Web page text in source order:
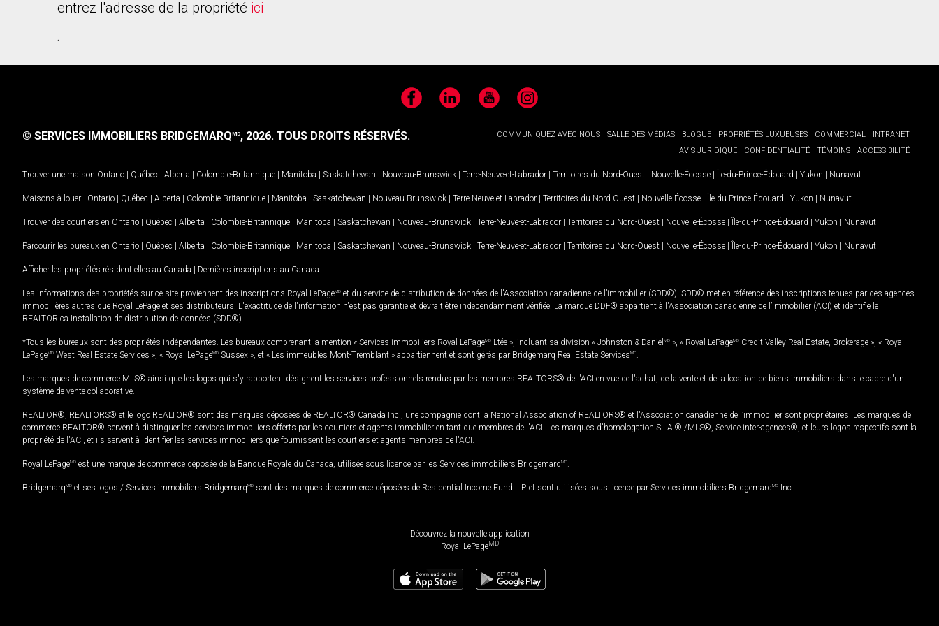
entrez l'adresse de la propriété ici
.
FacebookLinkedIn YouTubeInstagram
COMMUNIQUEZ AVEC NOUS SALLE DES MÉDIAS BLOGUE PROPRIÉTÉS LUXUEUSES COMMERCIAL
INTRANET
AVIS JURIDIQUE
CONFIDENTIALITÉ TÉMOINS ACCESSIBILITÉ
© SERVICES IMMOBILIERS BRIDGEMARQMD, 2026. TOUS DROITS RÉSERVÉS.
Trouver une maison Ontario | Québec | Alberta | Colombie-Britannique | Manitoba | Saskatchewan | Nouveau-Brunswick | Terre-Neuve-et-Labrador | Territoires du Nord-Ouest | Nouvelle-Écosse | Île-du-Prince-Édouard | Yukon | Nunavut
Maisons à louer - Ontario | Québec | Alberta | Colombie-Britannique | Manitoba | Saskatchewan | Nouveau-Brunswick | Terre-Neuve-et-Labrador | Territoires du Nord-Ouest | Nouvelle-Écosse | Île-du-Prince-Édouard | Yukon | Nunavut
Trouver des courtiers en Ontario | Québec | Alberta | Colombie-Britannique | Manitoba | Saskatchewan | Nouveau-Brunswick | Terre-Neuve-et-Labrador | Territoires du Nord-Ouest | Nouvelle-Écosse | Île-du-Prince-Édouard | Yukon | Nunavut
Parcourir les bureaux en Ontario | Québec | Alberta | Colombie-Britannique | Manitoba | Saskatchewan | Nouveau-Brunswick | Terre-Neuve-et-Labrador | Territoires du Nord-Ouest | Nouvelle-Écosse | Île-du-Prince-Édouard | Yukon | Nunavut
Afficher les propriétés résidentielles au Canada | Dernières inscriptions au Canada
Les informations des propriétés sur ce site proviennent des inscriptions Royal LePageMD et du service de distribution de données de l'Association canadienne de l’immobilier (SDD®). SDD® met en référence des inscriptions tenues par des agences
immobilières autres que Royal LePage et ses distributeurs. L'exactitude de l'information n'est pas garantie et devrait être indépendamment vérifiée. La marque DDF® appartient à l'Association canadienne de l’immobilier (ACI) et identifie le
REALTOR.ca Installation de distribution de données (SDD®).
*Tous les bureaux sont des propriétés indépendantes. Les bureaux comprenant la mention « Services immobiliers Royal LePageMD Ltée », incluant sa division « Johnston & Daniel MD », « Royal LePageMD Credit Valley Real Estate, Brokerage », « Royal
LePageMD West Real Estate Services », « Royal LePageMD Sussex », et « Les immeubles Mont-Tremblant » appartiennent et sont gérés par Bridgemarq Real Estate ServicesMD
Les marques de commerce MLS® ainsi que les logos qui s'y rapportent désignent les services professionnels rendus par les membres REALTORS® de l'ACI en vue de l'achat, de la vente et de la location de biens immobiliers dans le cadre d'un
système de vente collaborative.
REALTOR®, REALTORS® et le logo REALTOR® sont des marques déposées de REALTOR® Canada Inc., une compagnie dont la National Association of REALTORS® et l'Association canadienne de l’immobilier sont propriétaires. Les marques de
commerce REALTOR® servent à distinguer les services immobiliers offerts par les courtiers et agents immobilier en tant que membres de l'ACI. Les marques d'homologation S.I.A.® /MLS®, Service inter-agences®, et leurs logos respectifs sont la
propriété de l'ACI, et ils servent à identifier les services immobiliers que fournissent les courtiers et agents membres de l'ACI.
Royal LePageMD est une marque de commerce déposée de la Banque Royale du Canada, utilisée sous licence par les Services immobiliers BridgemarqMD
BridgemarqMD et ses logos / Services immobiliers BridgemarqMD sont des marques de commerce déposées de Residential Income Fund L.P. et sont utilisées sous licence par Services immobiliers BridgemarqMD Inc.
Découvrez la nouvelle application
Royal LePageMD